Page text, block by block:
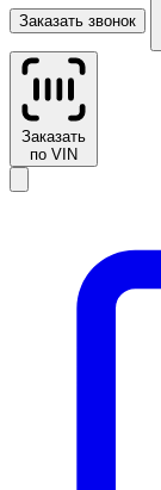
Заказать звонок
Заказать
по VIN